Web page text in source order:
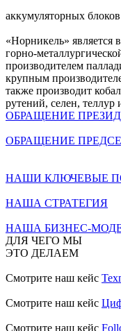
аккумуляторных
«Норникель» является
горно-
производителем
крупным
также производит
рутений, селен, теллур
ОБРАЩЕНИЕ
ОБРАЩЕНИЕ
НАШИ КЛЮЧЕВЫЕ
НАША СТРАТЕГИЯ
НАША БИЗНЕС-
ДЛЯ ЧЕГО МЫ
ЭТО ДЕЛАЕМ
Смотрите наш кейс
Смотрите наш кейс
Смотрите наш кейс